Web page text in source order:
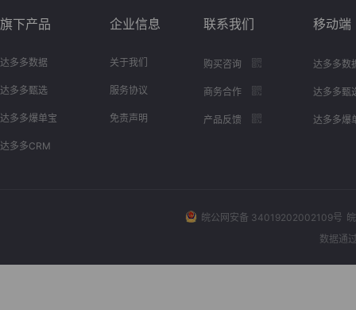
旗下产品
达多多数据
达多多甄选
达多多爆单宝
达多多CRM
企业信息
关于我们
服务协议
免责声明
联系我们
购买咨询
商务合作
产品反馈
移动端
达多多数
达多多甄
达多多爆
皖公网安备 34019202002109号
数据通